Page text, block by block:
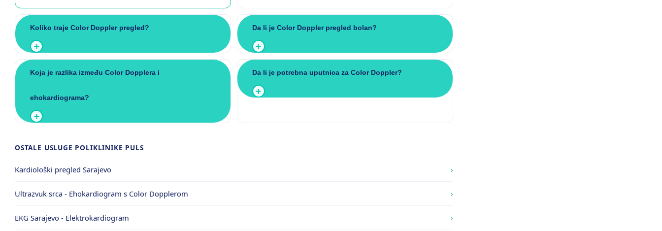
Koliko traje Color Doppler pregled? Da li je Color Doppler pregled bolan?
Koja je razlika između Color Dopplera i
ehokardiograma?
Da li je potrebna uputnica za Color Doppler?
OSTALE USLUGE POLIKLINIKE PULS
Kardiološki pregled Sarajevo ›
Ultrazvuk srca - Ehokardiogram s Color Dopplerom ›
EKG Sarajevo - Elektrokardiogram ›